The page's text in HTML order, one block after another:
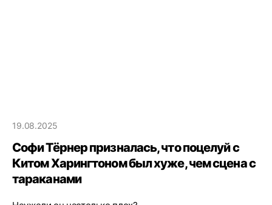
19.08.2025
Софи Тёрнер призналась, что поцелуй с
Китом Харингтоном был хуже, чем сцена с
тараканами